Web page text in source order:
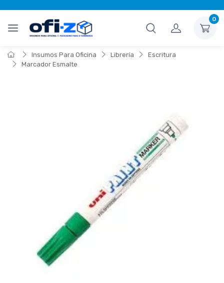
0
Insumos Para Oficina Librería
Escritura
Marcador Esmalte